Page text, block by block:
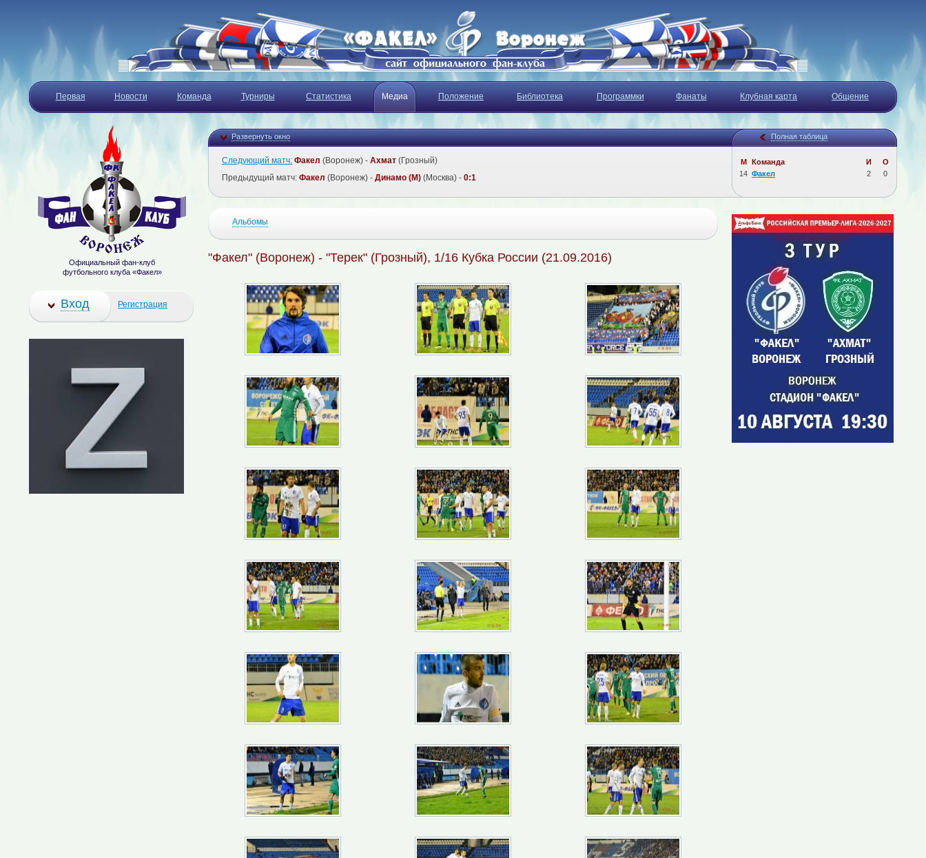
Первая Новости Команда Турниры Статистика Медиа Положение Библиотека Программки Фанаты Клубная карта Общение
Развернуть окно Полная таблица
М Команда И
О
14 Факел 2 0
Следующий матч: Факел (Воронеж) - Ахмат (Грозный)
Предыдущий матч: Факел (Воронеж) - Динамо (М) (Москва) - 0:1
Альбомы
"Факел" (Воронеж) - "Терек" (Грозный), 1/16 Кубка России (21.09.2016)
Официальный фан-клуб
футбольного клуба «Факел»
Вход Регистрация